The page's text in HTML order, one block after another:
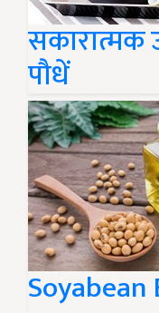
सकारात्मक
पौधें